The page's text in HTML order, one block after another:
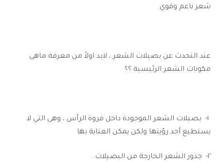
شعر ناعم وقوي.
عند التحدث عن بصيلات الشعر ، لابد اولاً من معرفة ماهى
مكونات الشعر الرئيسية ؟؟
١- بصيلات الشعر الموجودة داخل فروة الرأس ، وهى التي لا
يستطيع أحد رؤيتها ولكن يمكن العناية بها
٢- جذور الشعر الخارجة من البصيلات .